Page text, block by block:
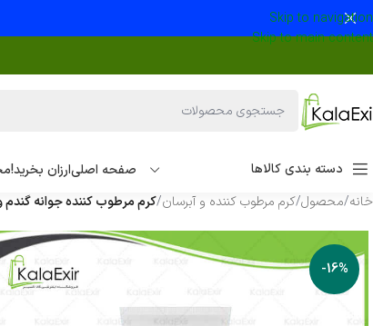
Skip to navigation
Skip to main content
دسته بندی کالاها صفحه اصلیارزان بخرید!
خانه/محصول/کرم مرطوب کننده و آبرسان/کرم مرطوب کننده جوانه گندم و
-16%